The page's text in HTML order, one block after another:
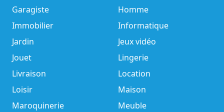
Garagiste
Homme
Immobilier
Informatique
Jardin
Jeux vidéo
Jouet
Lingerie
Livraison
Location
Loisir
Maison
Maroquinerie
Meuble